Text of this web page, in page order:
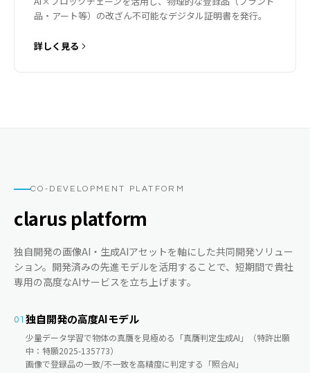
品・アート等）の改ざん不可能なデジタル証明書を発行。
詳しく見る
CO-DEVELOPMENT PLATFORM
clarus platform
独自開発の画像AI・生成AIアセットを軸にした共同開発ソリュー
ション。開発済みの先進モデルを活用することで、短期間で貴社
専用の高度なAIサービスを立ち上げます。
01 独自開発の高度AIモデル
少量データ学習で物体の真贋を見極める「真贋判定生成AI」（特許出願
中：特願2025-135773）
画像で登録品の一致/不一致を高精度に判定する「照合AI」